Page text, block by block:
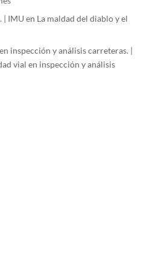
| IMU en La maldad del diablo y el
inspección y análisis carreteras. |
vial en inspección y análisis